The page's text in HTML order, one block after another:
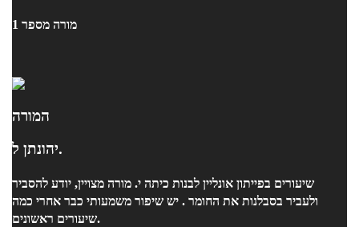
מורה מספר 1
המורה
יהונתן ל.
שיעורים בפייתון אונליין לבנות כיתה י. מורה מצויין, יודע להסביר
ולעביר בסבלנות את החומר . יש שיפור משמעותי כבר אחרי כמה
שיעורים ראשונים.